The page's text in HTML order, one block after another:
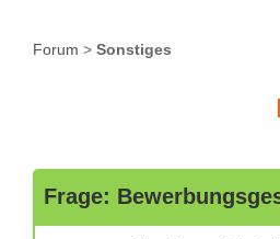
Forum > Sonstiges
Frage: